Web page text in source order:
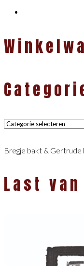
Categorieën
Bregje bakt &
Last van